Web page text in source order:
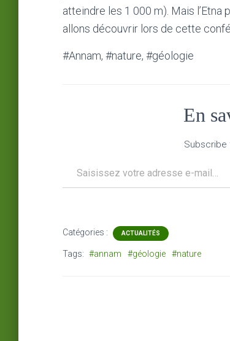
atteindre les 1 000 m). Mais
allons découvrir lors de cette
#Annam, #nature, #géologie
En
Subscribe
Catégories : ACTUALITÉS
Tags: #annam #géologie #nature